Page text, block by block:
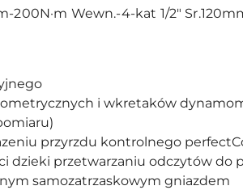
200N·m Wewn.-4-kat 1/2"
i wkretaków
przyrzdu kontrolnego
dzieki przetwarzaniu odczytów do
samozatrzaskowym gniazdem